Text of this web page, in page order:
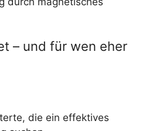
– und für wen eher
die ein effektives